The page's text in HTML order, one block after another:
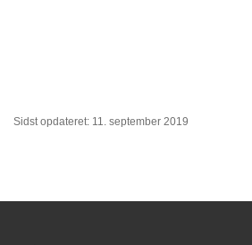
Sidst opdateret: 11. september 2019